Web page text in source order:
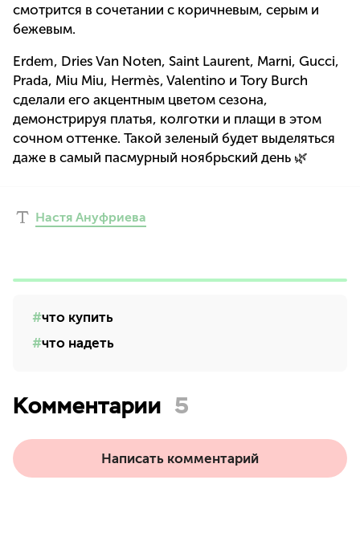
смотрится в сочетании с коричневым, серым и
бежевым.
Erdem, Dries Van Noten, Saint Laurent, Marni, Gucci,
Prada, Miu Miu, Hermès, Valentino и Tory Burch
сделали его акцентным цветом сезона,
демонстрируя платья, колготки и плащи в этом
сочном оттенке. Такой зеленый будет выделяться
даже в самый пасмурный ноябрьский день 🌿
Настя Ануфриева
что купить
что надеть
Комментарии 5
Написать комментарий